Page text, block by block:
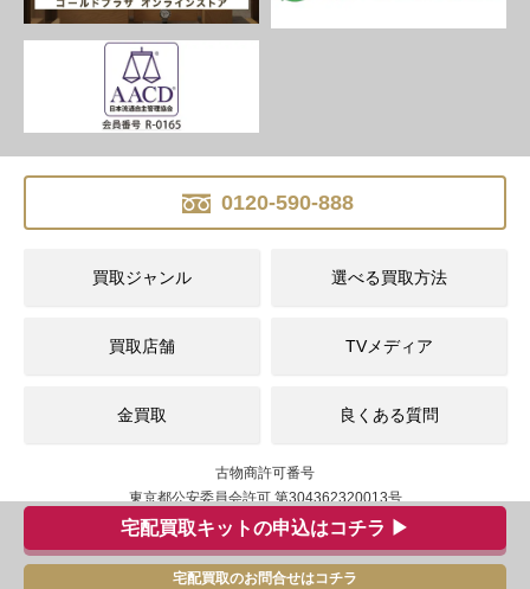
0120-590-888
買取ジャンル 選べる買取方法
買取店舗 TVメディア
金買取 良くある質問
古物商許可番号
東京都公安委員会許可 第304362320013号
運営会社：株式会社Clarisse
宅配買取キットの申込はコチラ ▶
宅配買取のお問合せはコチラ